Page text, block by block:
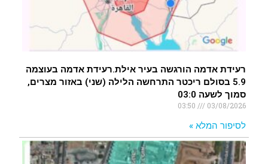
רעידת אדמה הורגשה בעיר אילת.רעידת אדמה בעוצמה
5.9 בסולם ריכטר התרחשה הלילה (שני) באזור מצרים,
סמוך לשעה 03:0
03/08/2026
לסיפור המלא »